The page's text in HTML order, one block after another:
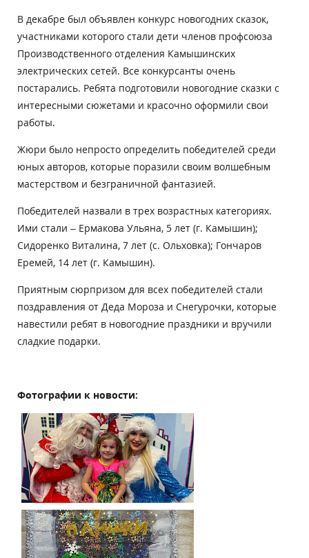
В декабре был объявлен конкурс новогодних сказок,
участниками которого стали дети членов профсоюза
Производственного отделения Камышинских
электрических сетей. Все конкурсанты очень
постарались. Ребята подготовили новогодние сказки с
интересными сюжетами и красочно оформили свои
работы.
Жюри было непросто определить победителей среди
юных авторов, которые поразили своим волшебным
мастерством и безграничной фантазией.
Победителей назвали в трех возрастных категориях.
Ими стали – Ермакова Ульяна, 5 лет (г. Камышин);
Сидоренко Виталина, 7 лет (с. Ольховка); Гончаров
Еремей, 14 лет (г. Камышин).
Приятным сюрпризом для всех победителей стали
поздравления от Деда Мороза и Снегурочки, которые
навестили ребят в новогодние праздники и вручили
сладкие подарки.
Фотографии к новости: